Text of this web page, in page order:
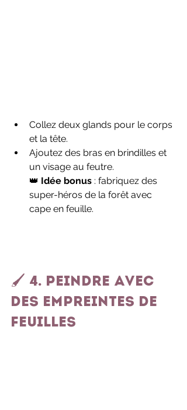
Collez deux glands pour le corps
et la tête.
Ajoutez des bras en brindilles et
un visage au feutre.
👑 Idée bonus : fabriquez des
super-héros de la forêt avec
cape en feuille.
🖌️ 4. Peindre avec
des empreintes de
feuilles